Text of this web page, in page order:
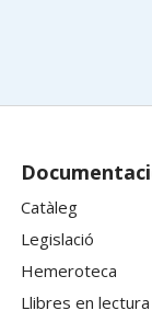
Catàleg
Legislació
Hemeroteca
Llibres en lectura